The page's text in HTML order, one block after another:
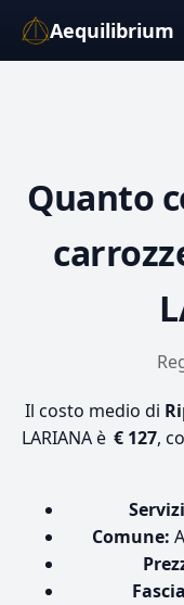
Aequilibrium
Quanto
Il costo medio di
LARIANA è € 127,
Comune: